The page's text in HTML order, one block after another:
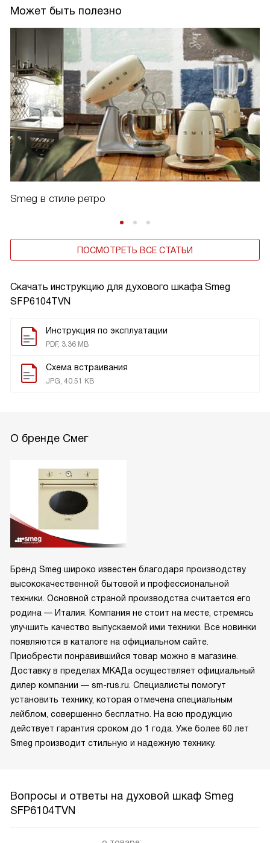
Скачать инструкцию для духового шкафа Smeg
SFP6104TVN
Инструкция по эксплуатации
PDF, 3.36 MB
Схема встраивания
JPG, 40.51 KB
Может быть полезно
Smeg в стиле ретро
ПОСМОТРЕТЬ ВСЕ СТАТЬИ
О бренде Смег
Бренд Smeg широко известен благодаря производству
высококачественной бытовой и профессиональной
техники. Основной страной производства считается его
родина — Италия. Компания не стоит на месте, стремясь
улучшить качество выпускаемой ими техники. Все новинки
появляются в каталоге на официальном сайте.
Приобрести понравившийся товар можно в магазине.
Доставку в пределах МКАДа осуществляет официальный
дилер компании — sm-rus.ru. Специалисты помогут
установить технику, которая отмечена специальным
лейблом, совершенно бесплатно. На всю продукцию
действует гарантия сроком до 1 года. Уже более 60 лет
Smeg производит стильную и надежную технику.
Вопросы и ответы на духовой шкаф Smeg
SFP6104TVN